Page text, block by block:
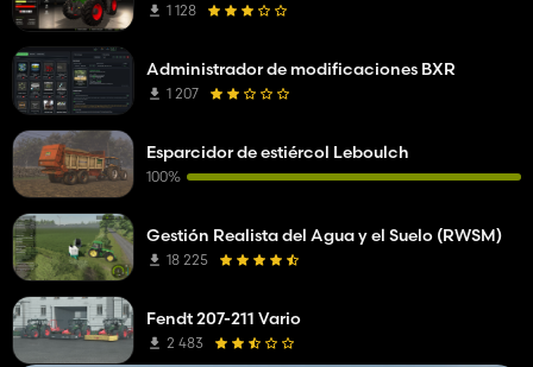
1 128
Administrador de modificaciones BXR
1 207
Esparcidor de estiércol Leboulch
100%
Gestión Realista del Agua y el Suelo (RWSM)
18 225
Fendt 207-211 Vario
2 483